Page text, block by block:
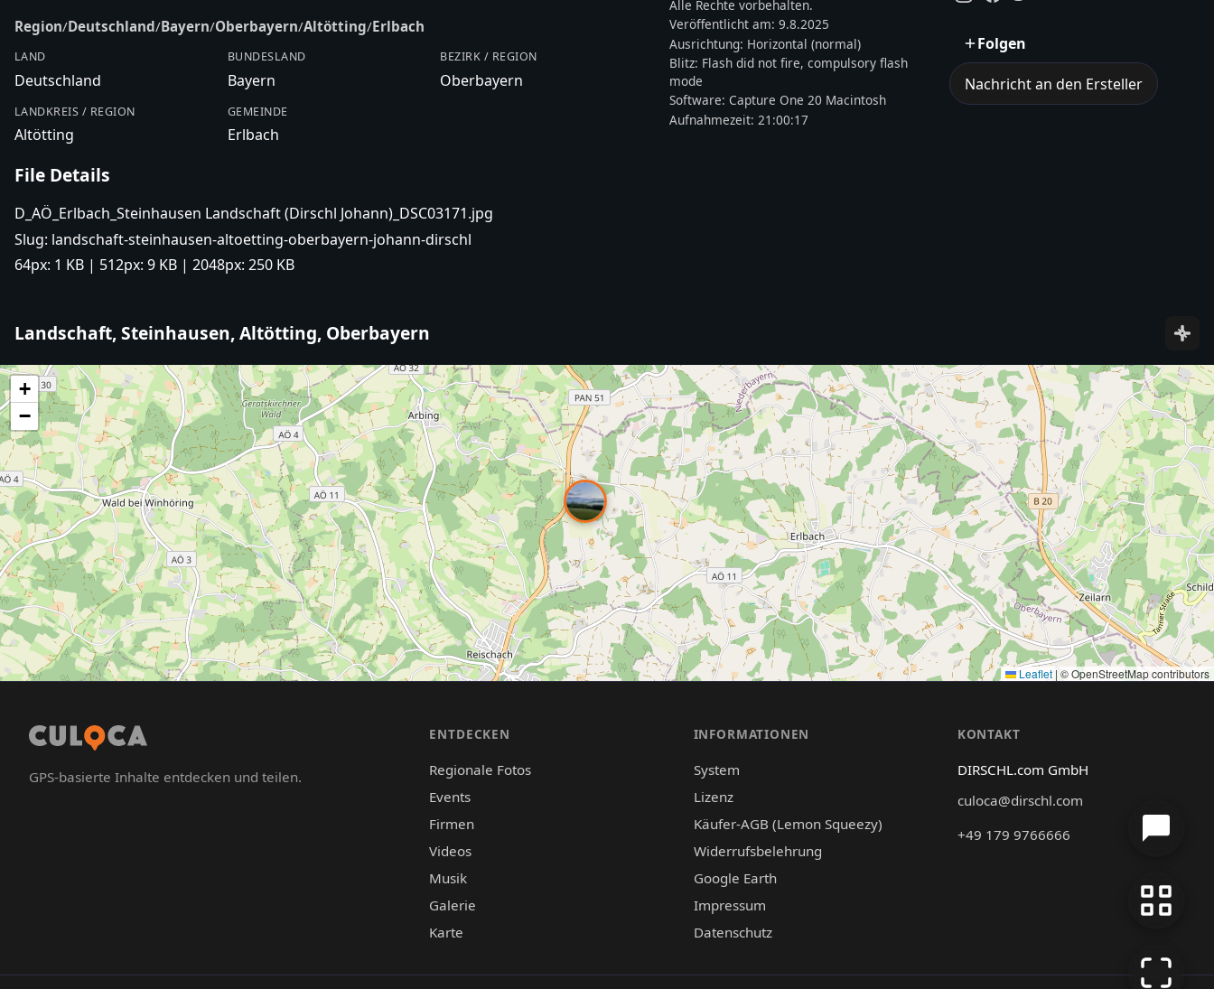
Region/Deutschland/Bayern/Oberbayern/Altötting/Erlbach
LAND
Deutschland
BUNDESLAND
Bayern
BEZIRK / REGION
Oberbayern
LANDKREIS / REGION
Altötting
GEMEINDE
Erlbach
File Details
D_AÖ_Erlbach_Steinhausen Landschaft (Dirschl Johann)_DSC03171.jpg
Slug: landschaft-steinhausen-altoetting-oberbayern-johann-dirschl
64px: 1 KB | 512px: 9 KB | 2048px: 250 KB
Alle Rechte vorbehalten.
Veröffentlicht am:9.8.2025
Ausrichtung: Horizontal (normal)
Blitz: Flash did not fire, compulsory flash
mode
Software:Capture One 20 Macintosh
Aufnahmezeit: 21:00:17
Folgen
Nachricht an den Ersteller
Landschaft, Steinhausen, Altötting, Oberbayern
+
−
Leaflet | © OpenStreetMap contributors
GPS-basierte Inhalte entdecken und teilen.
ENTDECKEN
Regionale Fotos
Events
Firmen
Videos
Musik
Galerie
Karte
INFORMATIONEN
System
Lizenz
Käufer-AGB (Lemon Squeezy)
Widerrufsbelehrung
Google Earth
Impressum
Datenschutz
KONTAKT
DIRSCHL.com GmbH
culoca@dirschl.com
+49 179 9766666